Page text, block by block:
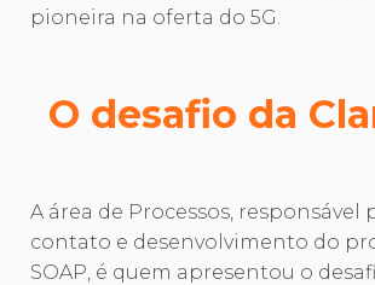
pioneira na oferta do 5G.
O desafio da
A área de Processos, responsável
contato e desenvolvimento do
SOAP, é quem apresentou o